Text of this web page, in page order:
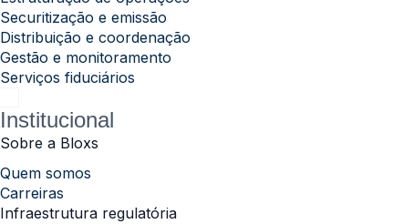
Securitização e emissão
Distribuição e coordenação
Gestão e monitoramento
Serviços fiduciários
Institucional
Sobre a Bloxs
Quem somos
Carreiras
Infraestrutura regulatória